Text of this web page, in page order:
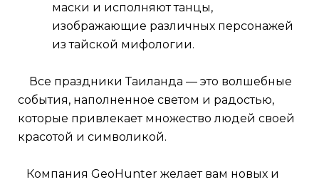
маски и исполняют танцы,
изображающие различных персонажей
из тайской мифологии.
Все праздники Таиланда — это волшебные
события, наполненное светом и радостью,
которые привлекает множество людей своей
красотой и символикой.
Компания GeoHunter желает вам новых и